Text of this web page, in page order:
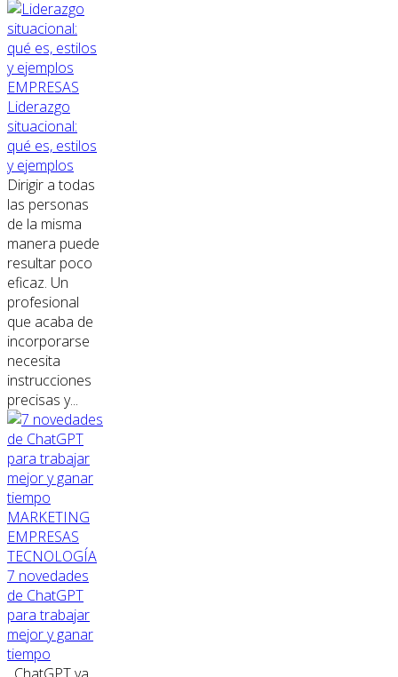
EMPRESAS
Liderazgo
situacional:
qué es, estilos
y ejemplos
Dirigir a todas
las personas
de la misma
manera puede
resultar poco
eficaz. Un
profesional
que acaba de
incorporarse
necesita
instrucciones
precisas y...
MARKETING
EMPRESAS
TECNOLOGÍA
7 novedades
de ChatGPT
para trabajar
mejor y ganar
tiempo